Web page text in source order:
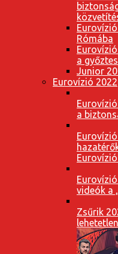
Rómába
a
Junior
Eurovízió 2022
a
videók a
Zsűrik